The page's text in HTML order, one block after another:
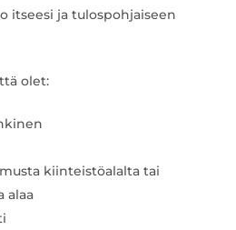
itseesi ja tulospohjaiseen
olet:
kiinteistöalalta tai
alaa